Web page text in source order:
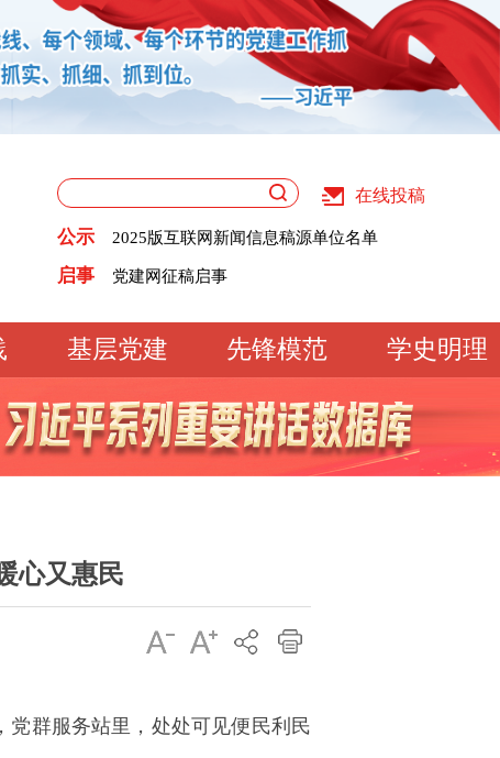
在线投稿
公示
关于版权和用稿问题的声明
2025版互联网新闻信息稿源单位名单
关于版权和用稿问题的声明
启事
《党建》杂志征稿启事
党建网征稿启事
党建网征稿启事
基层党建 先锋模范
学史明理
作动态 经验交流 文明实践
化大观 专题库
心又惠民
群服务站里，处处可见便民利民